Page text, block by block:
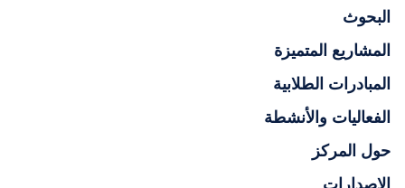
البحوث
المشاريع المتميزة
المبادرات الطلابية
الفعاليات والأنشطة
حول المركز